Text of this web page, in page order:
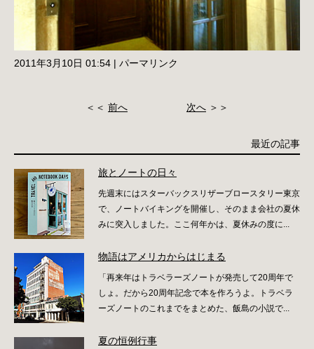
2011年3月10日 01:54 | パーマリンク
＜＜ 前へ 次へ ＞＞
最近の記事
旅とノートの日々
先週末にはスターバックスリザーブロースタリー東京
で、ノートバイキングを開催し、そのまま会社の夏休
みに突入しました。ここ何年かは、夏休みの度に...
物語はアメリカからはじまる
「再来年はトラベラーズノートが発売して20周年で
しょ。だから20周年記念で本を作ろうよ。トラベラ
ーズノートのこれまでをまとめた、飯島の小説で...
夏の恒例行事